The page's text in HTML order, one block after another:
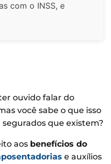
com o INSS, e
ouvido falar do
você sabe o que isso
que existem?
aos benefícios do
e auxílios